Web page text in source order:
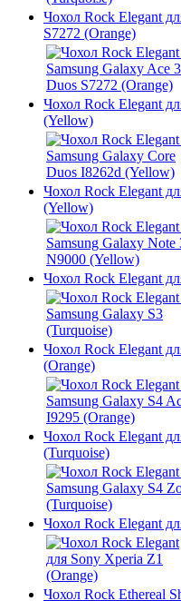
Чохол Rock Elegant
S7272 (Orange)
Чохол Rock Elegant
(Yellow)
Чохол Rock Elegant
(Yellow)
Чохол Rock Elegant
Чохол Rock Elegant
(Orange)
Чохол Rock Elegant
(Turquoise)
Чохол Rock Elegant
Чохол Rock Ethereal